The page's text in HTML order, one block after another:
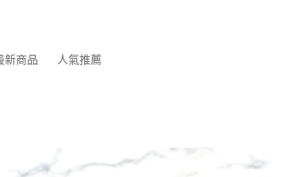
新商品 人氣推薦